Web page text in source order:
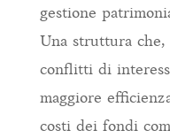
gestione
Una struttura
conflitti di
maggiore
costi dei fondi